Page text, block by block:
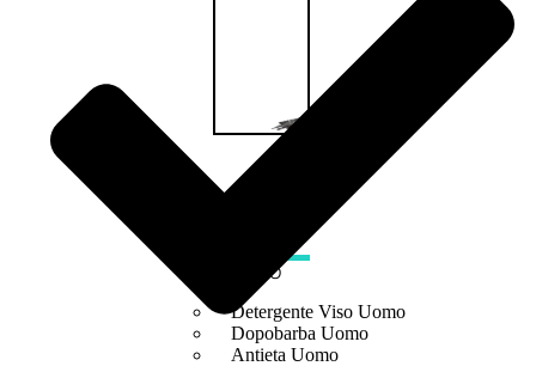
UOMO
Detergente Viso Uomo
Dopobarba Uomo
Antieta Uomo